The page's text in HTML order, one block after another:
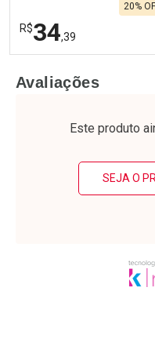
R$34,39
20%
Laboratório
Por Menos
Avaliações
Este produto
SEJA O